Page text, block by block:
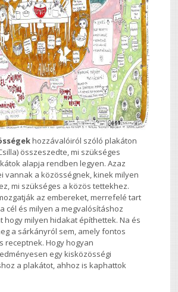
hozzávalóiról szóló plakáton
összeszedte, mi szükséges
alapja rendben legyen. Azaz
vannak a közösségnek, kinek milyen
mi szükséges a közös tettekhez.
az embereket, merrefelé tart
cél és milyen a megvalósításhoz
hogy milyen hidakat építhettek. Na és
a sárkányról sem, amely fontos
receptnek. Hogy hogyan
egy kisközösségi
a plakátot, ahhoz is kaphattok